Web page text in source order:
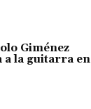
Giménez
a la guitarra en